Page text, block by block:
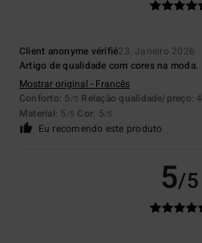
Client anonyme vérifié23. Janeiro 2026
Artigo de qualidade com cores na moda.
Mostrar original - Francês
Conforto: 5 /5 Relação qualidade/preço: 4
Material: 5 /5 Cor: 5/5
Eu recomendo este produto
5/5